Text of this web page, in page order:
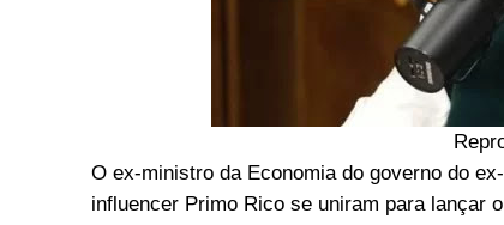
O ex-ministro da Economia do governo do
influencer Primo Rico se uniram para lançar